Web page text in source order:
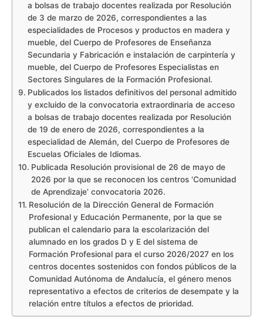
a bolsas de trabajo docentes realizada por Resolución
de 3 de marzo de 2026, correspondientes a las
especialidades de Procesos y productos en madera y
mueble, del Cuerpo de Profesores de Enseñanza
Secundaria y Fabricación e instalación de carpintería y
mueble, del Cuerpo de Profesores Especialistas en
Sectores Singulares de la Formación Profesional.
Publicados los listados definitivos del personal admitido
y excluido de la convocatoria extraordinaria de acceso
a bolsas de trabajo docentes realizada por Resolución
de 19 de enero de 2026, correspondientes a la
especialidad de Alemán, del Cuerpo de Profesores de
Escuelas Oficiales de Idiomas.
Publicada Resolución provisional de 26 de mayo de
2026 por la que se reconocen los centros ‘Comunidad
de Aprendizaje’ convocatoria 2026.
Resolución de la Dirección General de Formación
Profesional y Educación Permanente, por la que se
publican el calendario para la escolarización del
alumnado en los grados D y E del sistema de
Formación Profesional para el curso 2026/2027 en los
centros docentes sostenidos con fondos públicos de la
Comunidad Autónoma de Andalucía, el género menos
representativo a efectos de criterios de desempate y la
relación entre títulos a efectos de prioridad.